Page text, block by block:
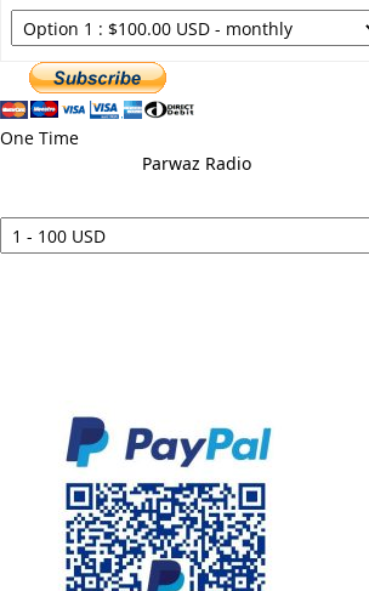
One Time
Parwaz Radio